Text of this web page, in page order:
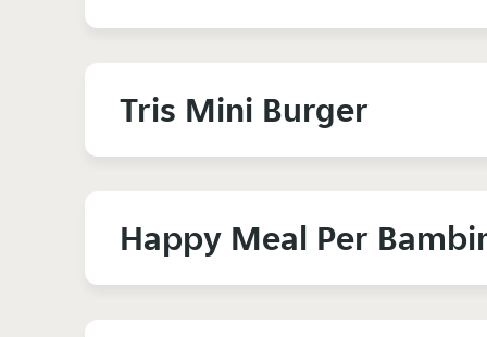
Tris Mini Burger
Happy Meal Per